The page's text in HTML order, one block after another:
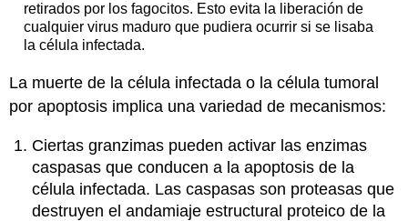
retirados por los fagocitos. Esto evita la liberación de
cualquier virus maduro que pudiera ocurrir si se lisaba
la célula infectada.
La muerte de la célula infectada o la célula tumoral
por apoptosis implica una variedad de mecanismos:
Ciertas granzimas pueden activar las enzimas
caspasas que conducen a la apoptosis de la
célula infectada. Las caspasas son proteasas que
destruyen el andamiaje estructural proteico de la